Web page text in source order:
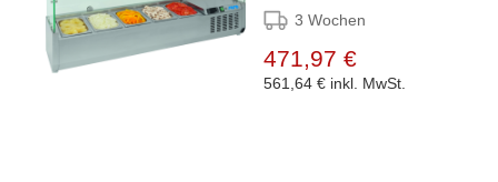
1600x380x(h)435mm -
1/6GN
3 Wochen
471,97 €
561,64 € inkl. MwSt.